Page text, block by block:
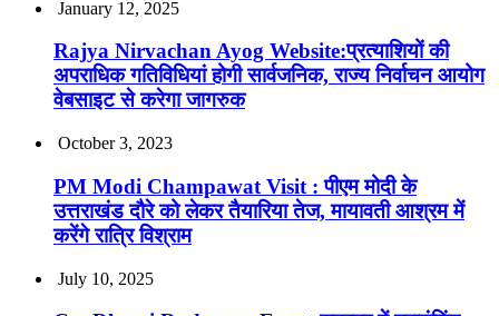
January 12, 2025
Rajya Nirvachan Ayog Website:प्रत्याशियों की
अपराधिक गतिविधियां होगी सार्वजनिक, राज्य निर्वाचन आयोग
वेबसाइट से करेगा जागरुक
October 3, 2023
PM Modi Champawat Visit : पीएम मोदी के
उत्तराखंड दौरे को लेकर तैयारिया तेज, मायावती आश्रम में
करेंगे रात्रि विश्राम
July 10, 2025